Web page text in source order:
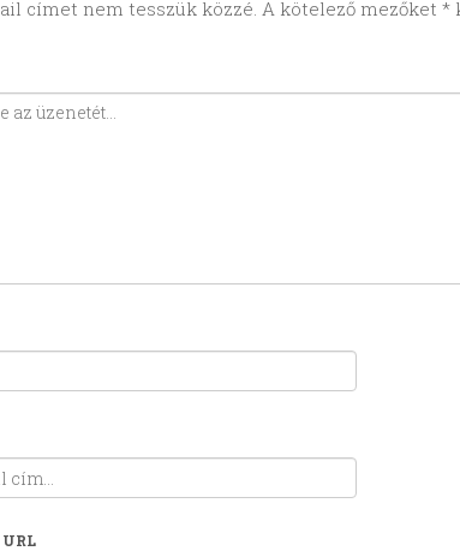
címet nem tesszük közzé. A kötelező mezőket *